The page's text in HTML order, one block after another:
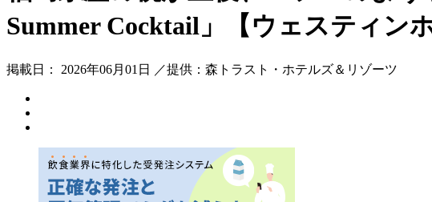
Summer Cocktail」【ウェスティン
掲載日： 2026年06月01日 ／提供：森トラスト・ホテルズ＆リゾーツ